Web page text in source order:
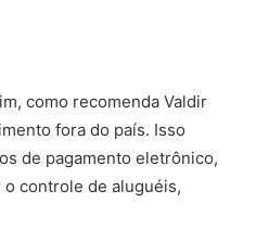
como recomenda Valdir
fora do país. Isso
de pagamento eletrônico,
controle de aluguéis,